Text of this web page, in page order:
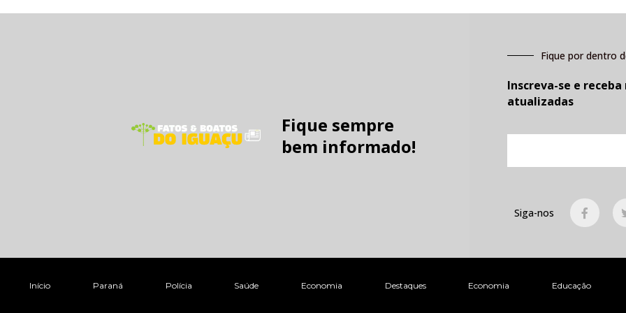
Fique sempre
bem informado!
Fique por dentro
Inscreva-se e
atualizadas
Siga-nos
F
a
c
o
k
-
Início Paraná Polícia Saúde Economia Destaques Economia Educação